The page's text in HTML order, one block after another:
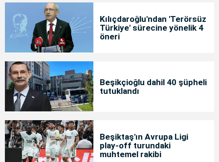
Kılıçdaroğlu'ndan 'Terörsüz
Türkiye' sürecine yönelik 4
öneri
Beşikçioğlu dahil 40 şüpheli
tutuklandı
Beşiktaş'ın Avrupa Ligi
play-off turundaki
muhtemel rakibi